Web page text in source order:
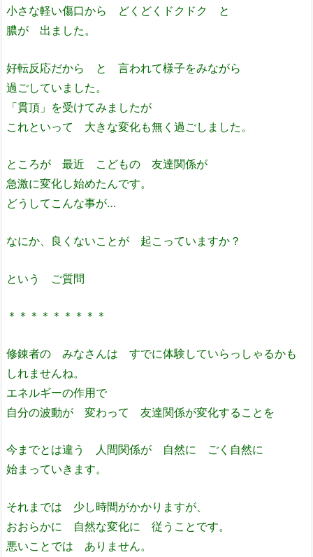
小さな軽い傷口から どくどくドクドク と
膿が 出ました。
好転反応だから と 言われて様子をみながら
過ごしていました。
「貫頂」を受けてみましたが
これといって 大きな変化も無く過ごしました。
ところが 最近 こどもの 友達関係が
急激に変化し始めたんです。
どうしてこんな事が…
なにか、良くないことが 起こっていますか？
という ご質問
＊＊＊＊＊＊＊＊＊
修錬者の みなさんは すでに体験していらっしゃるかも
しれませんね。
エネルギーの作用で
自分の波動が 変わって 友達関係が変化することを
今までとは違う 人間関係が 自然に ごく自然に
始まっていきます。
それまでは 少し時間がかかりますが、
おおらかに 自然な変化に 従うことです。
悪いことでは ありません。